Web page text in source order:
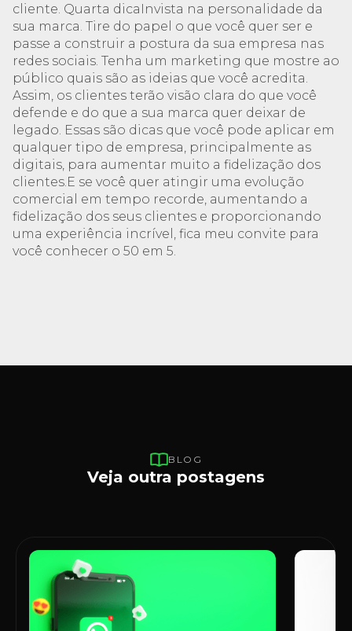
cliente. Quarta dicaInvista na personalidade da
sua marca. Tire do papel o que você quer ser e
passe a construir a postura da sua empresa nas
redes sociais. Tenha um marketing que mostre ao
público quais são as ideias que você acredita.
Assim, os clientes terão visão clara do que você
defende e do que a sua marca quer deixar de
legado. Essas são dicas que você pode aplicar em
qualquer tipo de empresa, principalmente as
digitais, para aumentar muito a fidelização dos
clientes.E se você quer atingir uma evolução
comercial em tempo recorde, aumentando a
fidelização dos seus clientes e proporcionando
uma experiência incrível, fica meu convite para
você conhecer o 50 em 5.
BLOG
Veja outra postagens